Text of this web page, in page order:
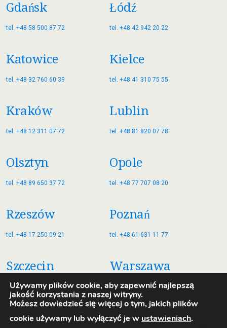
Gdańsk
tel. +48 58 500 87 72
Łódź
tel. +48 42 942 20 22
Katowice
tel. +48 32 760 60 39
Kielce
tel. +48 41 310 75 55
Kraków
tel. +48 12 311 07 72
Lublin
tel. +48 81 820 07 78
Olsztyn
tel. +48 89 650 37 72
Opole
tel. +48 77 707 08 20
Rzeszów
tel. +48 17 250 09 21
Poznań
tel. +48 61 631 11 77
Szczecin
tel. +48 91 885 35 77
Warszawa
tel. +48 22 822 77 79
Wrocław Zielona Góra
Używamy plików cookie, aby zapewnić najlepszą
jakość korzystania z naszej witryny.
Możesz dowiedzieć się więcej o tym, jakich plików
cookie używamy lub wyłączyć je w ustawieniach.